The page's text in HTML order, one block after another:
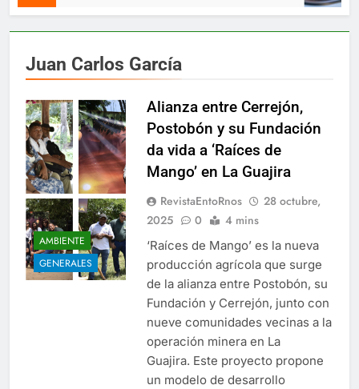
Juan Carlos García
AMBIENTE
GENERALES
Alianza entre Cerrejón,
Postobón y su Fundación
da vida a ‘Raíces de
Mango’ en La Guajira
RevistaEntoRnos
28 octubre,
2025
0 4 mins
‘Raíces de Mango’ es la nueva
producción agrícola que surge
de la alianza entre Postobón, su
Fundación y Cerrejón, junto con
nueve comunidades vecinas a la
operación minera en La
Guajira. Este proyecto propone
un modelo de desarrollo